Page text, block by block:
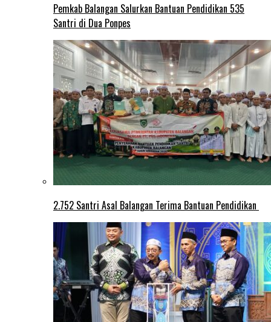
Pemkab Balangan Salurkan Bantuan Pendidikan 535
Santri di Dua Ponpes
2.752 Santri Asal Balangan Terima Bantuan Pendidikan